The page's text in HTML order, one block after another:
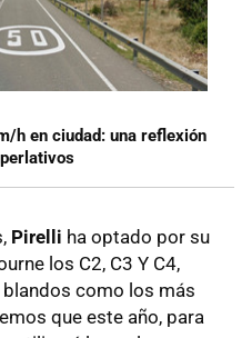
h en ciudad: una reflexión
Pirelli ha optado por su
los C2, C3 Y C4,
como los más
que este año, para